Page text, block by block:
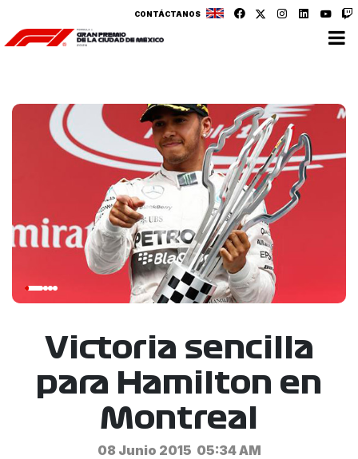
CONTÁCTANOS
Victoria sencilla
para Hamilton en
Montreal
08 Junio 2015 05:34 AM